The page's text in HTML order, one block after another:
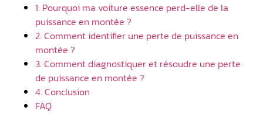
1. Pourquoi ma voiture essence perd-elle de la
puissance en montée ?
2. Comment identifier une perte de puissance en
montée ?
3. Comment diagnostiquer et résoudre une perte
de puissance en montée ?
4. Conclusion
FAQ